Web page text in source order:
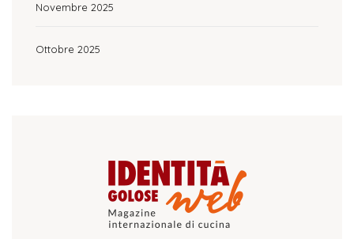
Novembre 2025
Ottobre 2025